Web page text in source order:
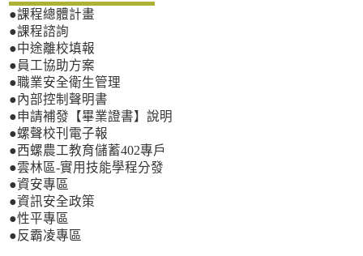
●課程總體計畫
●課程諮詢
●中途離校填報
●員工協助方案
●職業安全衛生管理
●內部控制聲明書
●申請補發【畢業證書】說明
●螺聲校刊電子報
●西螺農工教育儲蓄402專戶
●雲林區-實用技能學程分發
●資安專區
●資訊安全政策
●性平專區
●反霸凌專區